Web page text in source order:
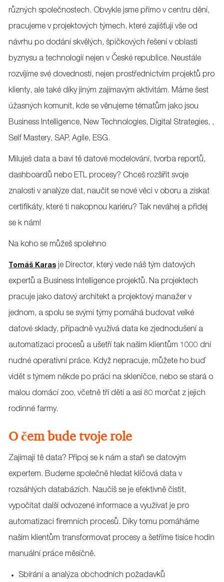
různých společnostech. Obvykle jsme přímo v centru dění,
pracujeme v projektových týmech, které zajišťují vše od
návrhu po dodání skvělých, špičkových řešení v oblasti
byznysu a technologií nejen v České republice. Neustále
rozvíjíme své dovednosti, nejen prostřednictvím projektů pro
klienty, ale také díky jiným zajímavým aktivitám. Máme šest
úžasných komunit, kde se věnujeme tématům jako jsou
Business Intelligence, New Technologies, Digital Strategies, ,
Self Mastery, SAP, Agile, ESG.
Miluješ data a baví tě datové modelování, tvorba reportů,
dashboardů nebo ETL procesy? Chceš rozšířit svoje
znalosti v analýze dat, naučit se nové věci v oboru a získat
certifikáty, které ti nakopnou kariéru? Tak neváhej a přidej
se k nám!
Na koho se můžeš spolehno
Tomáš Karasje Director, který vede náš tým datových
expertů a Business Intelligence projektů. Na projektech
pracuje jako datový architekt a projektový manažer v
jednom, a spolu se svými týmy pomáhá budovat velké
datové sklady, případně využívá data ke zjednodušení a
automatizaci procesů a ušetří tak našim klientům 1000 dní
nudné operativní práce. Když nepracuje, můžete ho buď
vidět s týmem někde po práci na skleničce, nebo se stará o
malou domácí zoo, včetně tří dětí a asi 80 morčat z jejich
rodinné farmy.
O čem bude tvoje role
Zajímají tě data? Připoj se k nám a staň se datovým
expertem. Budeme společně hledat klíčová data v
rozsáhlých databázích. Naučíš se je efektivně čistit,
vypočítat další odvozené informace a využívat je pro
automatizaci firemních procesů. Díky tomu pomáháme
našim klientům transformovat procesy a šetříme tisíce hodin
manuální práce měsíčně.
Sbírání a analýza obchodních požadavků